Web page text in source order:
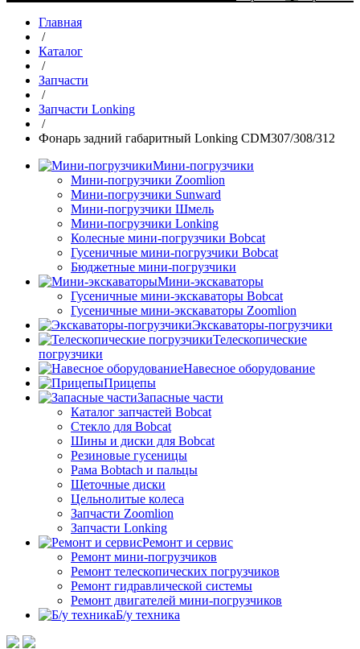
Главная
/
Каталог
/
Запчасти
/
Запчасти Lonking
/
Фонарь задний габаритный Lonking CDM307/308/312
Мини-погрузчики
Мини-погрузчики Zoomlion
Мини-погрузчики Sunward
Мини-погрузчики Шмель
Мини-погрузчики Lonking
Колесные мини-погрузчики Bobcat
Гусеничные мини-погрузчики Bobcat
Бюджетные мини-погрузчики
Мини-экскаваторы
Гусеничные мини-экскаваторы Bobcat
Гусеничные мини-экскаваторы Zoomlion
Экскаваторы-погрузчики
Телескопические
погрузчики
Навесное оборудование
Прицепы
Запасные части
Каталог запчастей Bobcat
Стекло для Bobcat
Шины и диски для Bobcat
Резиновые гусеницы
Рама Bobtach и пальцы
Щеточные диски
Цельнолитые колеса
Запчасти Zoomlion
Запчасти Lonking
Ремонт и сервис
Ремонт мини-погрузчиков
Ремонт телескопических погрузчиков
Ремонт гидравлической системы
Ремонт двигателей мини-погрузчиков
Б/у техника